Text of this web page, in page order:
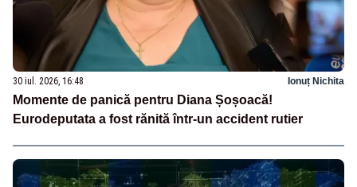
30 iul. 2026, 16:48 Ionuț Nichita
Momente de panică pentru Diana Șoșoacă!
Eurodeputata a fost rănită într-un accident rutier